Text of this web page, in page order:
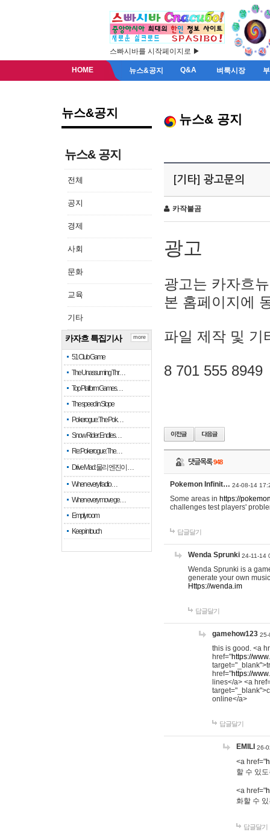
스빠시바를 시작페이지로 ▶
HOME 뉴스&공지 Q&A 벼룩시장
뉴스&공지
뉴스& 공지
전체
공지
경제
사회
문화
교육
기타
카자흐 특집기사
51 Club Game
The Unassuming Thr…
Top Platform Games…
The speed in Slope
Pokerogue: The Pok…
Snow Rider: Endles…
Re: Pokerogue: The…
Drive Mad: 물리 엔진이 …
When every fractio…
When every move ge…
Empty room
Keep in touch
more
뉴스& 공지
[기타] 광고문의
카작불곰
광고
광고는 카자흐
본 홈페이지에
파일 제작 및 기
8 701 555 8949
댓글목록948
Pokemon Infinit… 24-08-14
Some areas in https://
challenges test players'
답글달기
Wenda Sprunki 24-11-14
Wenda Sprunki is a
generate your own
Https://wenda.im
답글달기
gamehow123 25-
this is good. <a
href="https://
href="https://
lines</a> <a
online</a>
답글달기
EMILI 26-
<a href="
할 수 있
<a href="
화할 수
답글달기